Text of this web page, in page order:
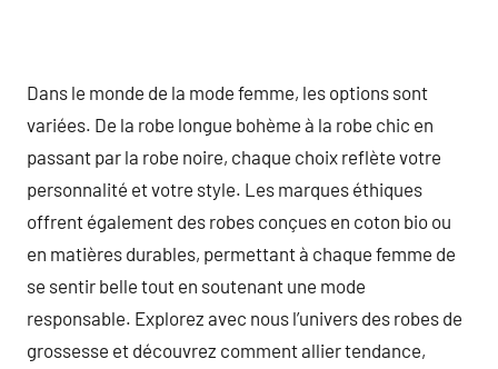
Dans le monde de la mode femme, les options sont
variées. De la robe longue bohème à la robe chic en
passant par la robe noire, chaque choix reflète votre
personnalité et votre style. Les marques éthiques
offrent également des robes conçues en coton bio ou
en matières durables, permettant à chaque femme de
se sentir belle tout en soutenant une mode
responsable. Explorez avec nous l’univers des robes de
grossesse et découvrez comment allier tendance,